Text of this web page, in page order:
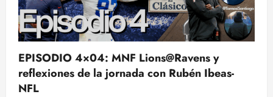
SEMANA
4
EPISODIO 4×04: MNF Lions@Ravens y
reflexiones de la jornada con Rubén Ibeas-
NFL